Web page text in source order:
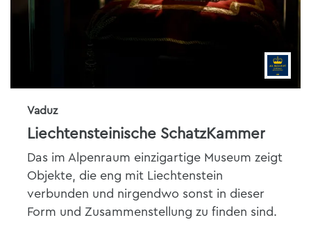
Vaduz
Liechtensteinische SchatzKammer
Das im Alpenraum einzigartige Museum zeigt
Objekte, die eng mit Liechtenstein
verbunden und nirgendwo sonst in dieser
Form und Zusammenstellung zu finden sind.